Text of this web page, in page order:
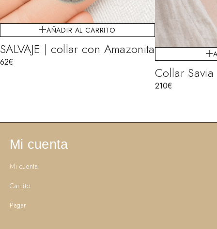
AÑADIR AL CARRITO
SALVAJE | collar con Amazonita
62€
Collar
210€
Mi cuenta
Mi cuenta
Carrito
Pagar